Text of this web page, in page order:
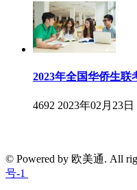
2023年全国华侨生联
4692 2023年02月23日
© Powered by 欧美通. All
号-1